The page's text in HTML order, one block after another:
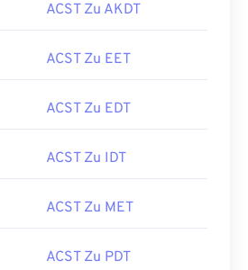
ACST Zu AKDT
ACST Zu EET
ACST Zu EDT
ACST Zu IDT
ACST Zu MET
ACST Zu PDT